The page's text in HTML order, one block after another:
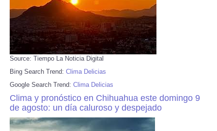
Source: Tiempo La Noticia Digital
Bing Search Trend: Clima Delicias
Google Search Trend: Clima Delicias
Clima y pronóstico en Chihuahua este domingo 9
de agosto: un día caluroso y despejado